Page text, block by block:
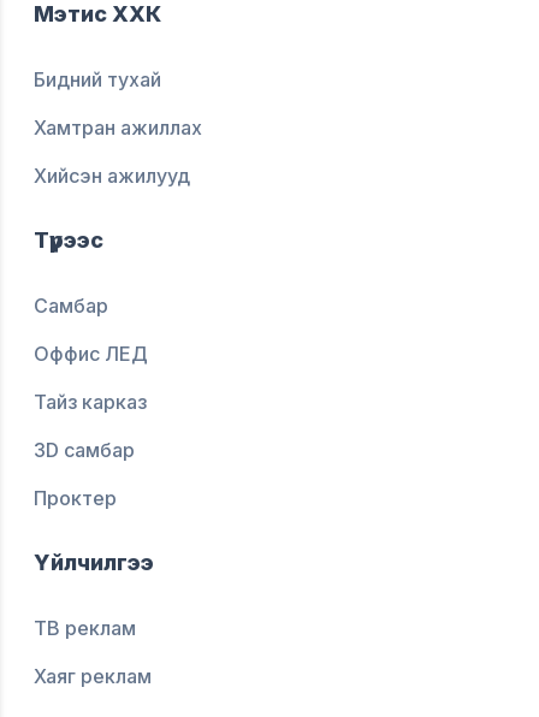
Мэтис ХХК
Бидний тухай
Хамтран ажиллах
Хийсэн ажилууд
Түрээс
Самбар
Оффис ЛЕД
Тайз карказ
3D самбар
Проктер
Үйлчилгээ
ТВ реклам
Хаяг реклам